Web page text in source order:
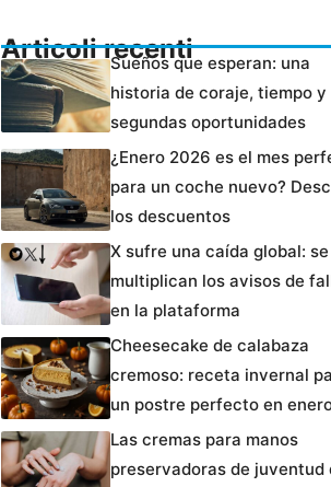
Articoli recentiSueños que esperan: una
historia de coraje, tiempo y
segundas oportunidades
¿Enero 2026 es el mes
para un coche nuevo?
los descuentos
X sufre una caída global: se
multiplican los avisos de
en la plataforma
Cheesecake de calabaza
cremoso: receta invernal
un postre perfecto en
Las cremas para manos
preservadoras de juventud